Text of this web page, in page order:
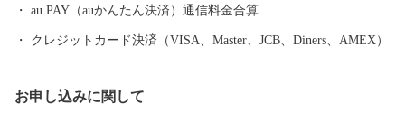
景勝地「東尋坊」に代表される海岸線や現存十二天守として知ら
れる「丸岡城」などを有することでも有名です。 心から笑顔にな
ただいた個人情報は、坂井市が責任をもって管理し、関係法令で
au PAY（auかんたん決済）通信料金合算
クレジットカード決済（VISA、Master、JCB、Diners、AMEX）
お申し込みに関して